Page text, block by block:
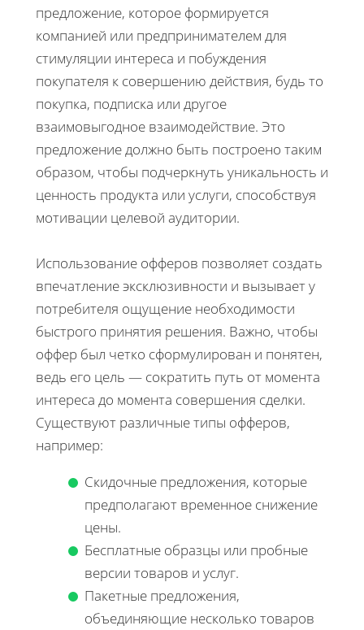
предложение, которое формируется
компанией или предпринимателем для
стимуляции интереса и побуждения
покупателя к совершению действия, будь то
покупка, подписка или другое
взаимовыгодное взаимодействие. Это
предложение должно быть построено таким
образом, чтобы подчеркнуть уникальность и
ценность продукта или услуги, способствуя
мотивации целевой аудитории.
Использование офферов позволяет создать
впечатление эксклюзивности и вызывает у
потребителя ощущение необходимости
быстрого принятия решения. Важно, чтобы
оффер был четко сформулирован и понятен,
ведь его цель — сократить путь от момента
интереса до момента совершения сделки.
Существуют различные типы офферов,
например:
Скидочные предложения, которые
предполагают временное снижение
цены.
Бесплатные образцы или пробные
версии товаров и услуг.
Пакетные предложения,
объединяющие несколько товаров